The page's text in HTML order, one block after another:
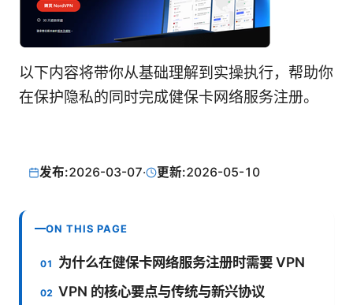
以下内容将带你从基础理解到实操执行，帮助你
在保护隐私的同时完成健保卡网络服务注册。
发布:2026-03-07· 更新:2026-05-10
ON THIS PAGE
为什么在健保卡网络服务注册时需要 VPN
VPN 的核心要点与传统与新兴协议